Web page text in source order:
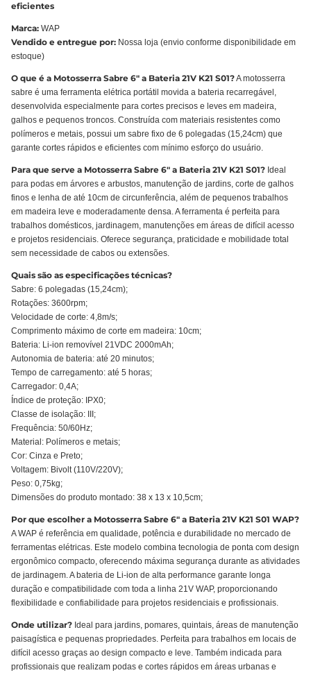
eficientes
Marca: WAP
Vendido e entregue por: Nossa loja (envio conforme disponibilidade em
estoque)
O que é a Motosserra Sabre 6" a Bateria 21V K21 S01?A motosserra
sabre é uma ferramenta elétrica portátil movida a bateria recarregável,
desenvolvida especialmente para cortes precisos e leves em madeira,
galhos e pequenos troncos. Construída com materiais resistentes como
polímeros e metais, possui um sabre fixo de 6 polegadas (15,24cm) que
garante cortes rápidos e eficientes com mínimo esforço do usuário.
Para que serve a Motosserra Sabre 6" a Bateria 21V K21 S01? Ideal
para podas em árvores e arbustos, manutenção de jardins, corte de galhos
finos e lenha de até 10cm de circunferência, além de pequenos trabalhos
em madeira leve e moderadamente densa. A ferramenta é perfeita para
trabalhos domésticos, jardinagem, manutenções em áreas de difícil acesso
e projetos residenciais. Oferece segurança, praticidade e mobilidade total
sem necessidade de cabos ou extensões.
Quais são as especificações técnicas?
Sabre: 6 polegadas (15,24cm);
Rotações: 3600rpm;
Velocidade de corte: 4,8m/s;
Comprimento máximo de corte em madeira: 10cm;
Bateria: Li-ion removível 21VDC 2000mAh;
Autonomia de bateria: até 20 minutos;
Tempo de carregamento: até 5 horas;
Carregador: 0,4A;
Índice de proteção: IPX0;
Classe de isolação: III;
Frequência: 50/60Hz;
Material: Polímeros e metais;
Cor: Cinza e Preto;
Voltagem: Bivolt (110V/220V);
Peso: 0,75kg;
Dimensões do produto montado: 38 x 13 x 10,5cm;
Por que escolher a Motosserra Sabre 6" a Bateria 21V K21 S01 WAP?
A WAP é referência em qualidade, potência e durabilidade no mercado de
ferramentas elétricas. Este modelo combina tecnologia de ponta com design
ergonômico compacto, oferecendo máxima segurança durante as atividades
de jardinagem. A bateria de Li-ion de alta performance garante longa
duração e compatibilidade com toda a linha 21V WAP, proporcionando
flexibilidade e confiabilidade para projetos residenciais e profissionais.
Onde utilizar? Ideal para jardins, pomares, quintais, áreas de manutenção
paisagística e pequenas propriedades. Perfeita para trabalhos em locais de
difícil acesso graças ao design compacto e leve. Também indicada para
profissionais que realizam podas e cortes rápidos em áreas urbanas e